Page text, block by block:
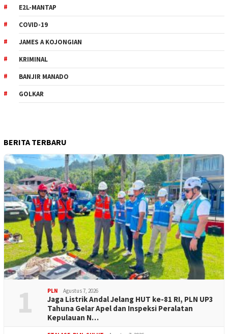
E2L-MANTAP
COVID-19
JAMES A KOJONGIAN
KRIMINAL
BANJIR MANADO
GOLKAR
BERITA TERBARU
1 PLN Agustus 7, 2026
Jaga Listrik Andal Jelang HUT ke-81 RI, PLN UP3
Tahuna Gelar Apel dan Inspeksi Peralatan
Kepulauan N…